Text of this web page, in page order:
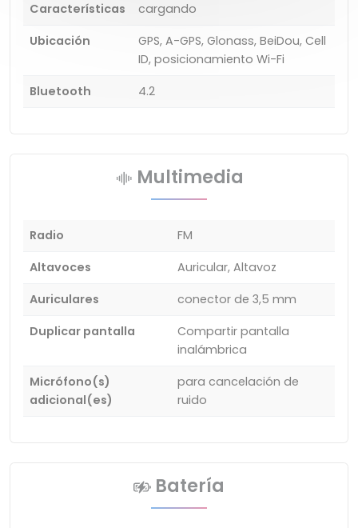
Características
cargando
Ubicación
GPS, A-GPS, Glonass, BeiDou, Cell
ID, posicionamiento Wi-Fi
Bluetooth
4.2
Multimedia
Radio
FM
Altavoces
Auricular, Altavoz
Auriculares
conector de 3,5 mm
Duplicar pantalla
Compartir pantalla
inalámbrica
Micrófono(s)
adicional(es)
para cancelación de
ruido
Batería